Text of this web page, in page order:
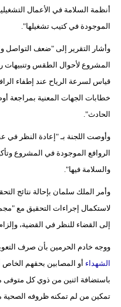
أنظمة السلامة في الأعمال
الموجودة في كتيب تشغيلها".
وأشار التقرير إلى "ضعف التواصل
المشروع لأحوال الطقس وتنبيهات
قياس لسرعة الرياح عند إطفاء
خطابات الجهات المعنية بمراجعة
الحادث".
وأوصت اللجنة بـ "إعادة النظر
الروافع الموجودة في المشروع
والسلامة فيها".
وأمر الملك سلمان بإحالة نتائج
لاستكمال إجراءات التحقيق مع
إلى القضاء للنظر في القضية،
ووجه خادم الحرمين بأن صرف
الشهداء أو المصابين بحقهم الخاص
تمكين من لم تمكنه ظروفه